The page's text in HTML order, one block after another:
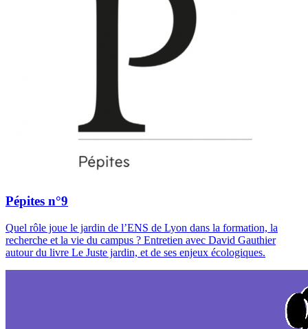
Pépites n°9
Quel rôle joue le jardin de l’ENS de Lyon dans la formation, la
recherche et la vie du campus ? Entretien avec David Gauthier
autour du livre Le Juste jardin, et de ses enjeux écologiques.